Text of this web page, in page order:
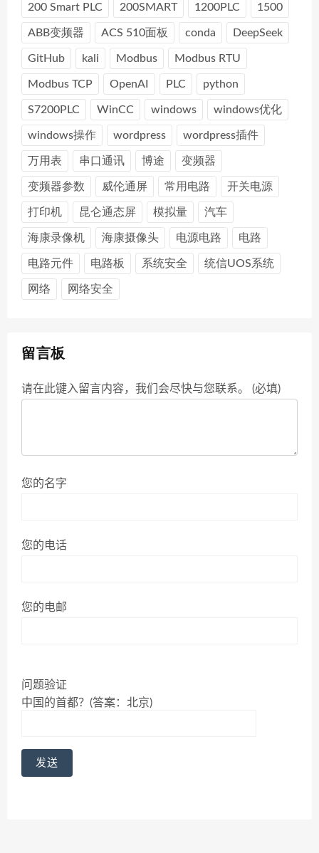
200 Smart PLC 200SMART 1200PLC 1500
ABB变频器 ACS 510面板 conda DeepSeek
GitHub kali Modbus Modbus RTU
Modbus TCP OpenAI PLC python
S7200PLC WinCC windows windows优化
windows操作 wordpress wordpress插件
万用表 串口通讯 博途 变频器
变频器参数 威伦通屏 常用电路 开关电源
打印机 昆仑通态屏 模拟量 汽车
海康录像机 海康摄像头 电源电路 电路
电路元件 电路板 系统安全 统信UOS系统
网络 网络安全
留言板
请在此键入留言内容，我们会尽快与您联系。 (必填)
您的名字
您的电话
您的电邮
问题验证
中国的首都？(答案：北京)